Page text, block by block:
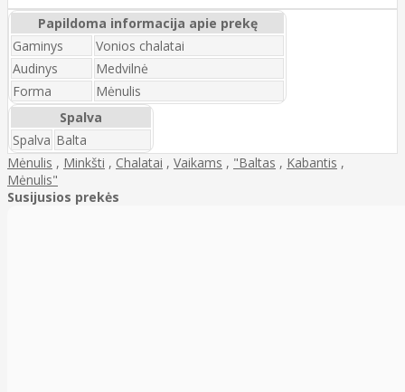
Papildoma informacija apie prekę
Gaminys
Vonios chalatai
Audinys
Medvilnė
Forma
Mėnulis
Spalva
Spalva Balta
Mėnulis , Minkšti , Chalatai , Vaikams , "Baltas , Kabantis ,
Mėnulis"
Susijusios prekės